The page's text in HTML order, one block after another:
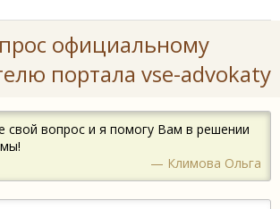
официальному
портала vse-advokaty
свой вопрос и я помогу Вам в решении
— Климова Ольга